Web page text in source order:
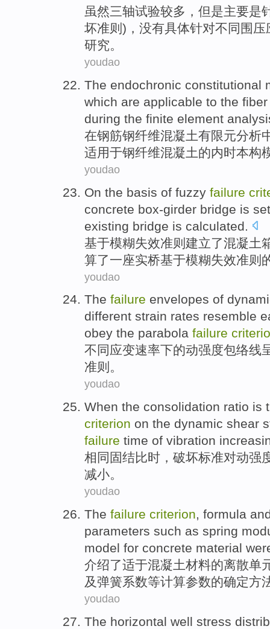
虽然三轴试验较多，但是主要是
坏准则 )，没有具体针对不同围压
研究。
youdao
The endochronic constitutional
which are applicable to the fiber
during the finite element
在钢筋钢纤维混凝土有限元分析
适用于钢纤维混凝土的内时本构
youdao
On the basis of fuzzy failure
concrete box-girder bridge is
existing bridge is calculated
基于模糊失效准则建立了混凝土
算了一座实桥基于模糊失效准则
youdao
The failure envelopes of
different strain rates resemble
obey the parabola failure
不同应变速率下的动强度包络线
准则 。
youdao
When the consolidation ratio is
criterion on the dynamic shear
failure time of vibration
相同 固结比时 ， 破坏标准对动强
减小。
youdao
The failure criterion, formula
parameters such as spring
model for concrete material
介绍了适于混凝土材料的离散单
及弹簧系数等计算参数的确定方
youdao
The horizontal well stress